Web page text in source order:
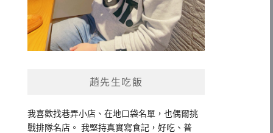
趙先生吃飯
我喜歡找巷弄小店、在地口袋名單，也偶爾挑
戰排隊名店。 我堅持真實寫食記，好吃、普